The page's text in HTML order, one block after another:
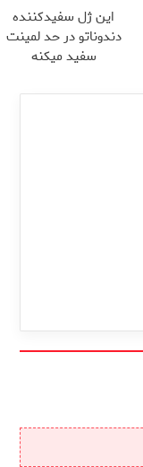
این ژل سفیدکننده
دندوناتو در حد لمینت
سفید میکنه